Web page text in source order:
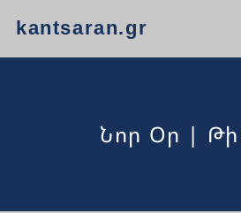
kantsaran.gr
Նոր Օր |